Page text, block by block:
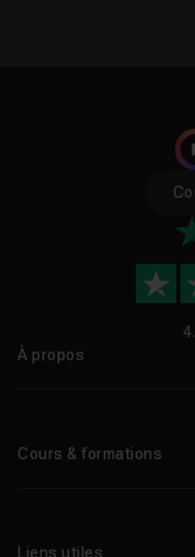
À propos
Cours & formations
Liens utiles